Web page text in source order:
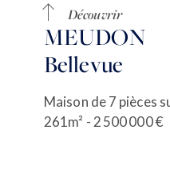
Découvrir
MEUDON
Bellevue
Maison de 7 pièces
261m² - 2 500 000 €